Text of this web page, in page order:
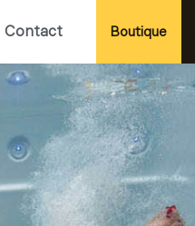
Contact Boutique